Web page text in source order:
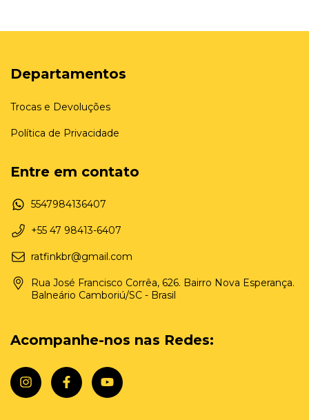
Departamentos
Trocas e Devoluções
Política de Privacidade
Entre em contato
5547984136407
+55 47 98413-6407
ratfinkbr@gmail.com
Rua José Francisco Corrêa, 626. Bairro Nova Esperança.
Balneário Camboriú/SC - Brasil
Acompanhe-nos nas Redes: